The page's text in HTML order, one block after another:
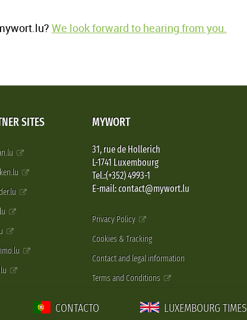
We look forward to hearing from you.
SITES MYWORT
31, rue de Hollerich
L-1741 Luxembourg
Tel.:(+352) 4993-1
E-mail: contact@mywort.lu
Privacy Policy
Cookies & Tracking
Contact and legal information
Terms and Conditions
CONTACTO LUXEMBOURG TIMES